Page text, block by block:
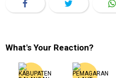
What's Your Reaction?